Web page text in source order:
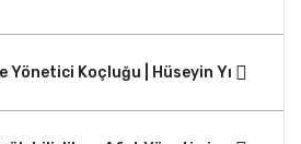
Yönetici Koçluğu | Hüseyin Yı